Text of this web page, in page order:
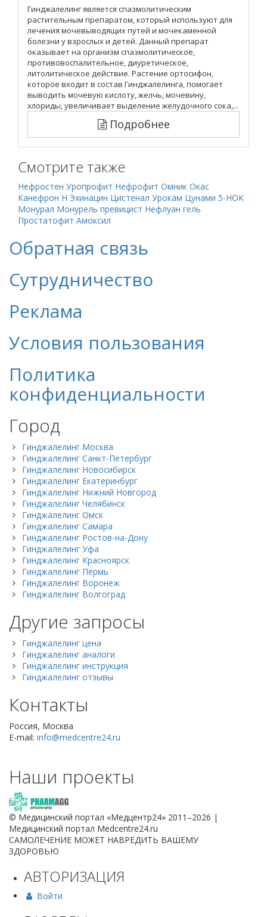
Гинджалелинг является спазмолитическим
растительным препаратом, который используют для
лечения мочевыводящих путей и мочекаменной
болезни у взрослых и детей. Данный препарат
оказывает на организм спазмолитическое,
противовоспалительное, диуретическое,
литолитическое действие. Растение ортосифон,
которое входит в состав Гинджалелинга, помогает
выводить мочевую кислоту, желчь, мочевину,
хлориды, увеличивает выделение желудочного сока,...
Подробнее
Смотрите также
Нефростен Уропрофит Нефрофит Омник Окас
Канефрон Н Эхинацин Цистенал Урокам Цунами 5-НОК
Монурал Монурель превицист Нефлуан гель
Простатофит Амоксил
Обратная связь
Сутрудничество
Реклама
Условия пользования
Политика
конфиденциальности
Город
Гинджалелинг Москва
Гинджалелинг Санкт-Петербург
Гинджалелинг Новосибирск
Гинджалелинг Екатеринбург
Гинджалелинг Нижний Новгород
Гинджалелинг Челябинск
Гинджалелинг Омск
Гинджалелинг Самара
Гинджалелинг Ростов-на-Дону
Гинджалелинг Уфа
Гинджалелинг Красноярск
Гинджалелинг Пермь
Гинджалелинг Воронеж
Гинджалелинг Волгоград
Другие запросы
Гинджалелинг цена
Гинджалелинг аналоги
Гинджалелинг инструкция
Гинджалелинг отзывы
Контакты
Россия, Москва
E-mail: info@medcentre24.ru
Наши проекты
© Медицинский портал «Медцентр24» 2011–2026 |
Медицинский портал Medcentre24.ru
САМОЛЕЧЕНИЕ МОЖЕТ НАВРЕДИТЬ ВАШЕМУ
ЗДОРОВЬЮ
АВТОРИЗАЦИЯ
Войти